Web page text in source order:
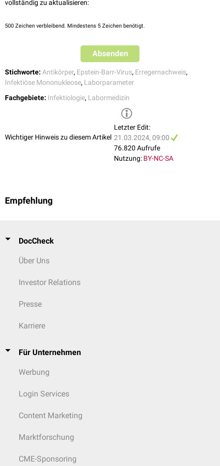
vollständig zu aktualisieren:
500 Zeichen verbleibend. Mindestens 5 Zeichen benötigt.
Absenden
Stichworte: Antikörper, Epstein-Barr-Virus, Erregernachweis,
Infektiöse Mononukleose, Laborparameter
Fachgebiete: Infektiologie, Labormedizin
Wichtiger Hinweis zu diesem Artikel
Letzter Edit:
21.03.2024, 09:00
76.820 Aufrufe
Nutzung: BY-NC-SA
Empfehlung
DocCheck
Über Uns
Investor Relations
Presse
Karriere
Für Unternehmen
Werbung
Login Services
Content Marketing
Marktforschung
CME-Sponsoring